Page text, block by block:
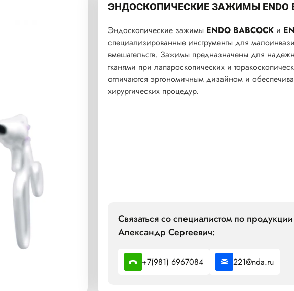
ЭНДОСКОПИЧЕСКИЕ ЗАЖИМЫ ENDO
Эндоскопические зажимы ENDO BABCOCK и
специализированные инструменты для
вмешательств. Зажимы предназначены для
тканями при лапароскопических и
отличаются эргономичным дизайном и
хирургических процедур.
Связаться со специалистом по
Александр Сергеевич:
+7(981) 6967084 221@nda.ru